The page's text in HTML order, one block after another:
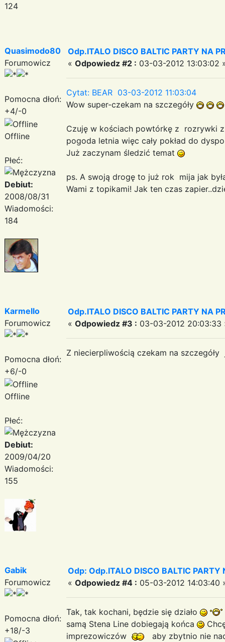
124
Quasimodo80
Forumowicz
Pomocna dłoń:
+4/-0
Offline
Płeć:
Debiut:
2008/08/31
Wiadomości:
184
Odp.ITALO DISCO BALTIC PARTY NA
« Odpowiedz #2 : 03-03-2012 13:03:02
Cytat: BEAR 03-03-2012 11:03:04
Wow super-czekam na szczegóły
Czuję w kościach powtórkę z rozrywki z
pogoda letnia więc cały pokład do
Już zaczynam śledzić temat
ps. A swoją drogę to już rok mija jak
Wami z topikami! Jak ten czas
Karmello
Forumowicz
Pomocna dłoń:
+6/-0
Offline
Płeć:
Debiut:
2009/04/20
Wiadomości:
155
Odp.ITALO DISCO BALTIC PARTY NA
« Odpowiedz #3 : 03-03-2012 20:03:33
Z niecierpliwością czekam na
Gabik
Forumowicz
Pomocna dłoń:
+18/-3
Odp: Odp.ITALO DISCO BALTIC PARTY
« Odpowiedz #4 : 05-03-2012 14:03:40
Tak, tak kochani, będzie się działo
samą Stena Line dobiegają końca
imprezowiczów
aby zbytnio nie